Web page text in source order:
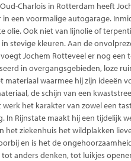
Charlois in Rotterdam heeft
in een voormalige autogarage.
olie. Ook niet van lijnolie of
stevige kleuren. Aan de
Jochem Rotteveel er nog een
in overgangsgebieden, loze
materiaal waarmee hij zijn ideeën
de schijn van een
werk het karakter van zowel een
In Rijnstate maakt hij een tijdelijk
het ziekenhuis het wildplakken
en is het de
anders denken, tot luikjes